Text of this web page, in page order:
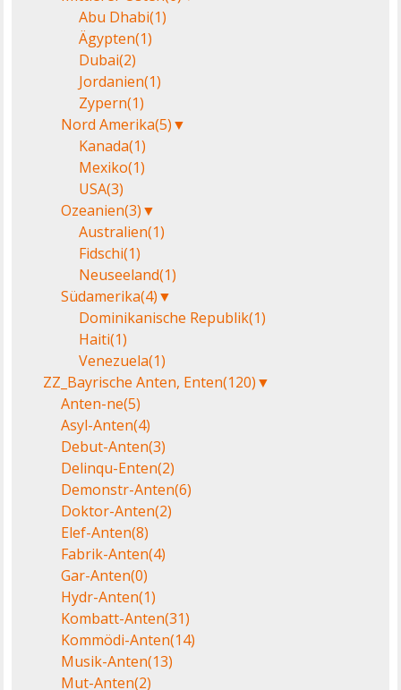
Abu Dhabi(1)
Ägypten(1)
Dubai(2)
Jordanien(1)
Zypern(1)
Nord Amerika(5)▼
Kanada(1)
Mexiko(1)
USA(3)
Ozeanien(3)▼
Australien(1)
Fidschi(1)
Neuseeland(1)
Südamerika(4)▼
Dominikanische Republik(1)
Haiti(1)
Venezuela(1)
ZZ_Bayrische Anten, Enten(120)▼
Anten-ne(5)
Asyl-Anten(4)
Debut-Anten(3)
Delinqu-Enten(2)
Demonstr-Anten(6)
Doktor-Anten(2)
Elef-Anten(8)
Fabrik-Anten(4)
Gar-Anten(0)
Hydr-Anten(1)
Kombatt-Anten(31)
Kommödi-Anten(14)
Musik-Anten(13)
Mut-Anten(2)